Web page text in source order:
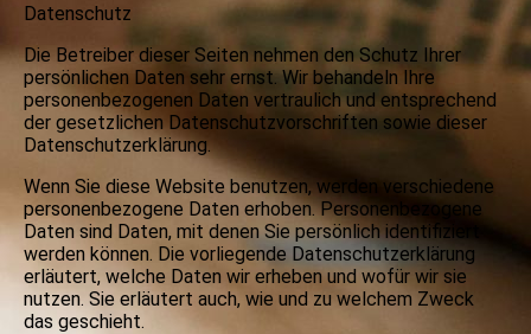
Datenschutz
Die Betreiber dieser Seiten nehmen den Schutz Ihrer
persönlichen Daten sehr ernst. Wir behandeln Ihre
personenbezogenen Daten vertraulich und entsprechend
der gesetzlichen Datenschutzvorschriften sowie dieser
Datenschutzerklärung.
Wenn Sie diese Website benutzen, werden verschiedene
personenbezogene Daten erhoben. Personenbezogene
Daten sind Daten, mit denen Sie persönlich identifiziert
werden können. Die vorliegende Datenschutzerklärung
erläutert, welche Daten wir erheben und wofür wir sie
nutzen. Sie erläutert auch, wie und zu welchem Zweck
das geschieht.